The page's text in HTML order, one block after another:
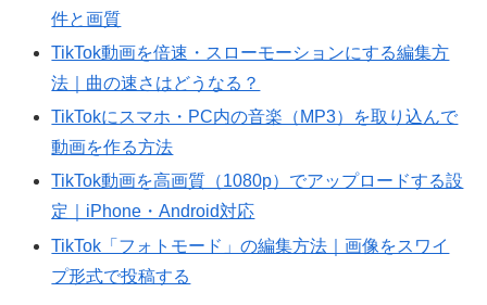
件と画質
TikTok動画を倍速・スローモーションにする編集方
法｜曲の速さはどうなる？
TikTokにスマホ・PC内の音楽（MP3）を取り込んで
動画を作る方法
TikTok動画を高画質（1080p）でアップロードする設
定｜iPhone・Android対応
TikTok「フォトモード」の編集方法｜画像をスワイ
プ形式で投稿する